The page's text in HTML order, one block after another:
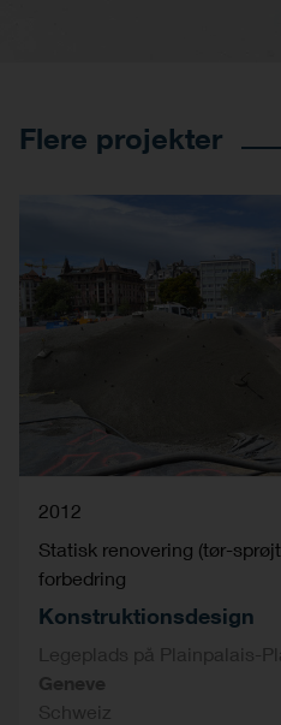
Flere projekter
2012
Statisk renovering (tør-
forbedring
Konstruktionsdesign
Legeplads på Plainpalais-
Geneve
Schweiz